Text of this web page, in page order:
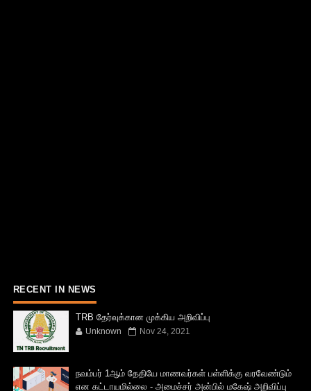
RECENT IN NEWS
TRB தேர்வுக்கான முக்கிய அறிவிப்பு
Unknown Nov 24, 2021
நவம்பர் 1ஆம் தேதியே மாணவர்கள் பள்ளிக்கு வரவேண்டும்
என கட்டாயமில்லை - அமைச்சர் அன்பில் மகேஷ் அறிவிப்பு